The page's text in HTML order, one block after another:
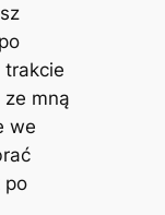
trakcie
mną
we
po